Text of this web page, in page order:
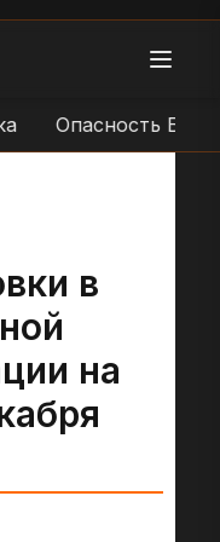
Опасность БЛА
в
на